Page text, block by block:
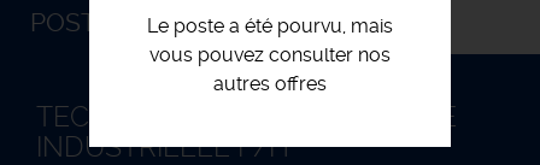
Le poste a été pourvu, mais
vous pouvez consulter nos
autres offres
POSTULEZ
TECHNICIEN DE MAINTENANCE
INDUSTRIELLE F/H